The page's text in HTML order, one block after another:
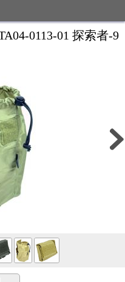
0113-01 探索者-9